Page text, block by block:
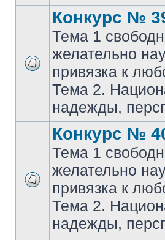
Конкурс №
Тема 1
желательно
привязка к
Тема 2.
надежды,
Конкурс №
Тема 1
желательно
привязка к
Тема 2.
надежды,